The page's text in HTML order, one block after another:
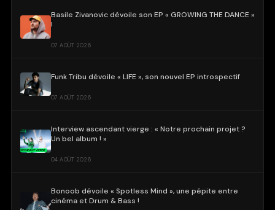
Basile Zivanovic dévoile son EP « GROWING THE DANCE »
!
07 AOÛT 2026
Funk Tribu dévoile « LIFE », son nouvel EP introspectif
07 AOÛT 2026
Interview ascendant vierge : « Notre prochain projet ?
Un bel album ! »
04 AOÛT 2026
Bonoob dévoile « Spotless Mind », une pépite entre
cinéma et Drum & Bass !